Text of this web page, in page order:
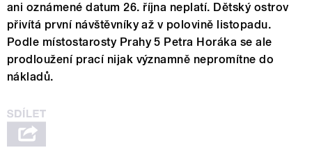
ani oznámené datum 26. října neplatí. Dětský ostrov
přivítá první návštěvníky až v polovině listopadu.
Podle místostarosty Prahy 5 Petra Horáka se ale
prodloužení prací nijak významně nepromítne do
nákladů.